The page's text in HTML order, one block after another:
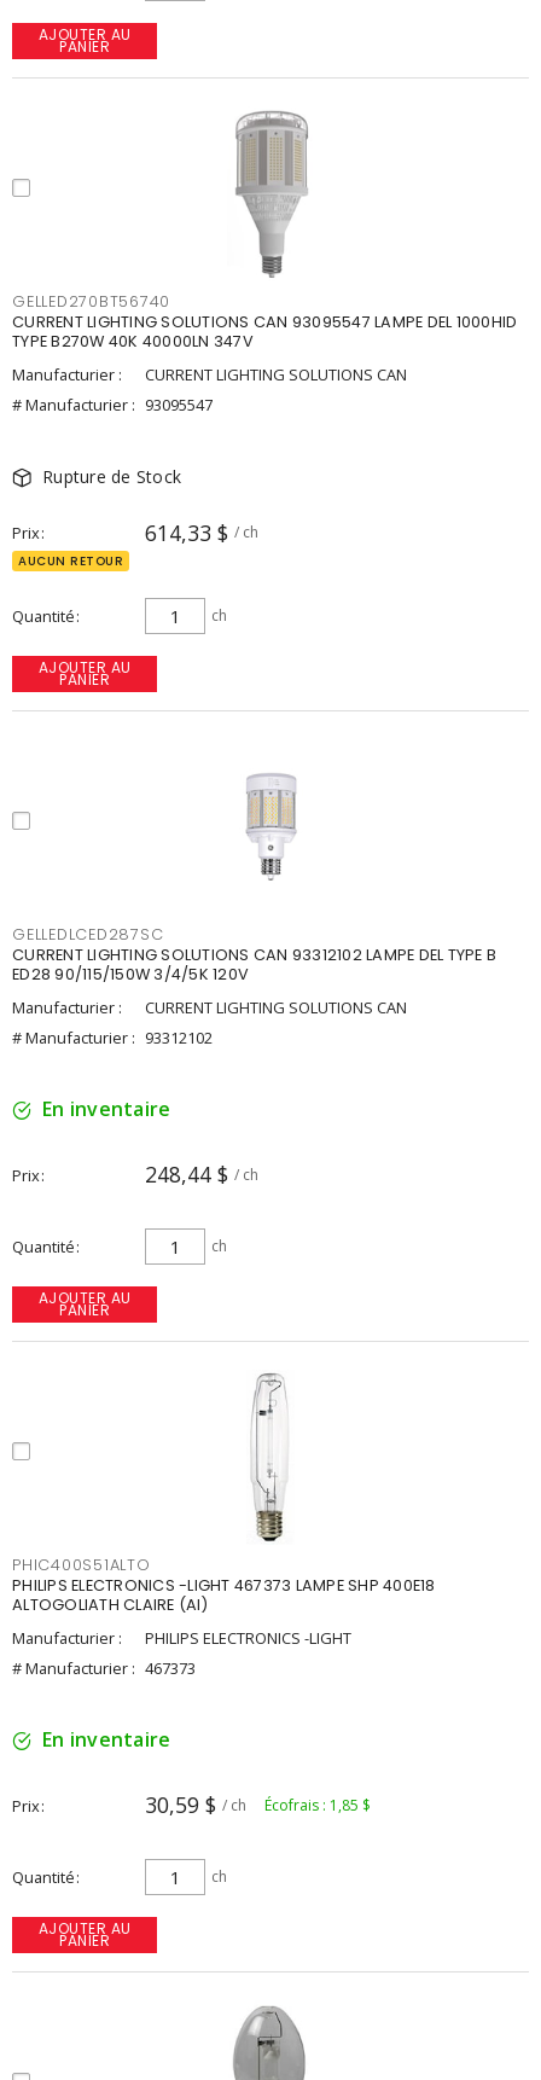
AJOUTER AU
PANIER
GELLED270BT56740
CURRENT LIGHTING SOLUTIONS CAN 93095547 LAMPE DEL 1000HID
TYPE B270W 40K 40000LN 347V
Manufacturier :
CURRENT LIGHTING SOLUTIONS CAN
# Manufacturier : 93095547
Rupture de Stock
Prix 614,33 $ / ch
AUCUN RETOUR
Quantité ch
AJOUTER AU
PANIER
GELLEDLCED287SC
CURRENT LIGHTING SOLUTIONS CAN 93312102 LAMPE DEL TYPE B
ED28 90/115/150W 3/4/5K 120V
Manufacturier :
CURRENT LIGHTING SOLUTIONS CAN
# Manufacturier : 93312102
En inventaire
Prix 248,44 $ / ch
Quantité ch
AJOUTER AU
PANIER
PHIC400S51ALTO
PHILIPS ELECTRONICS -LIGHT 467373 LAMPE SHP 400E18
ALTOGOLIATH CLAIRE (AI)
Manufacturier :
PHILIPS ELECTRONICS -LIGHT
# Manufacturier : 467373
En inventaire
Prix 30,59 $ / ch Écofrais : 1,85 $
Quantité ch
AJOUTER AU
PANIER